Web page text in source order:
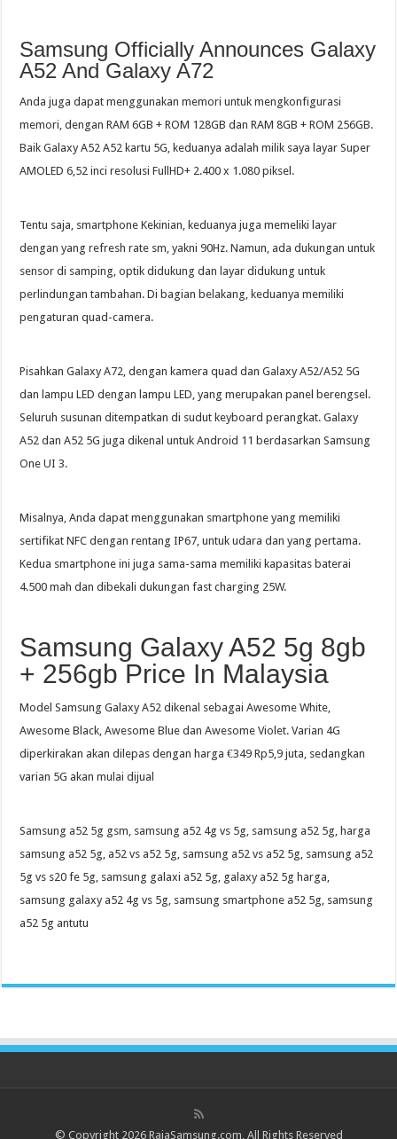
Samsung Officially Announces Galaxy
A52 And Galaxy A72
Anda juga dapat menggunakan memori untuk mengkonfigurasi
memori, dengan RAM 6GB + ROM 128GB dan RAM 8GB + ROM 256GB.
Baik Galaxy A52 A52 kartu 5G, keduanya adalah milik saya layar Super
AMOLED 6,52 inci resolusi FullHD+ 2.400 x 1.080 piksel.
Tentu saja, smartphone Kekinian, keduanya juga memeliki layar
dengan yang refresh rate sm, yakni 90Hz. Namun, ada dukungan untuk
sensor di samping, optik didukung dan layar didukung untuk
perlindungan tambahan. Di bagian belakang, keduanya memiliki
pengaturan quad-camera.
Pisahkan Galaxy A72, dengan kamera quad dan Galaxy A52/A52 5G
dan lampu LED dengan lampu LED, yang merupakan panel berengsel.
Seluruh susunan ditempatkan di sudut keyboard perangkat. Galaxy
A52 dan A52 5G juga dikenal untuk Android 11 berdasarkan Samsung
One UI 3.
Misalnya, Anda dapat menggunakan smartphone yang memiliki
sertifikat NFC dengan rentang IP67, untuk udara dan yang pertama.
Kedua smartphone ini juga sama-sama memiliki kapasitas baterai
4.500 mah dan dibekali dukungan fast charging 25W.
Samsung Galaxy A52 5g 8gb
+ 256gb Price In Malaysia
Model Samsung Galaxy A52 dikenal sebagai Awesome White,
Awesome Black, Awesome Blue dan Awesome Violet. Varian 4G
diperkirakan akan dilepas dengan harga €349 Rp5,9 juta, sedangkan
varian 5G akan mulai dijual
Samsung a52 5g gsm, samsung a52 4g vs 5g, samsung a52 5g, harga
samsung a52 5g, a52 vs a52 5g, samsung a52 vs a52 5g, samsung a52
5g vs s20 fe 5g, samsung galaxi a52 5g, galaxy a52 5g harga,
samsung galaxy a52 4g vs 5g, samsung smartphone a52 5g, samsung
a52 5g antutu
© Copyright 2026 RajaSamsung.com, All Rights Reserved